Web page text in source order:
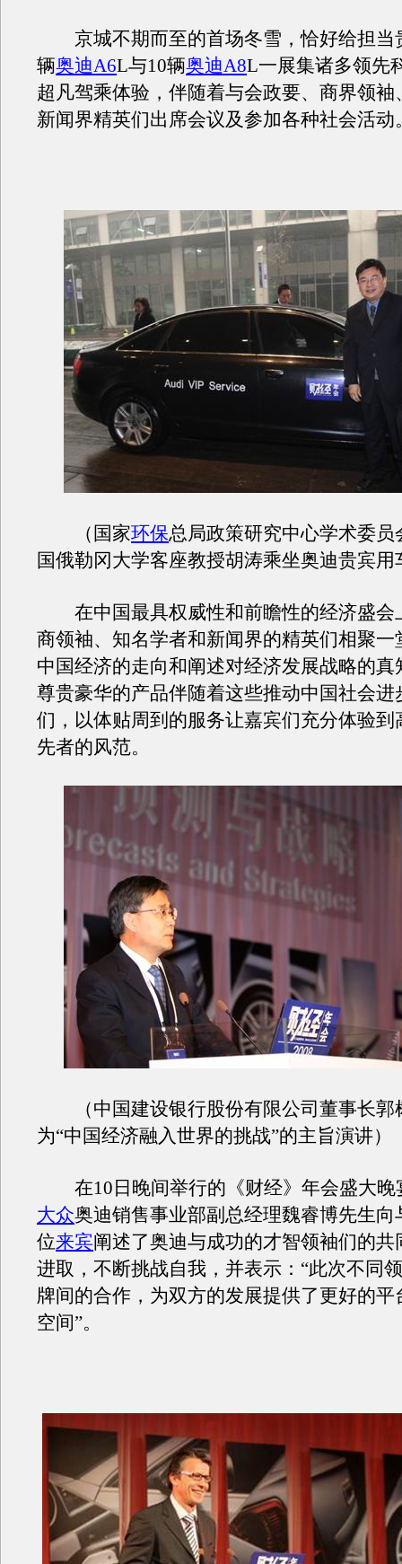
京城不期而至的首场冬雪，恰好给担当
辆奥迪A6L与10辆奥迪A8L一展集诸多领先
超凡驾乘体验，伴随着与会政要、商界领袖
新闻界精英们出席会议及参加各种社会活动
（国家环保总局政策研究中心学术委员
国俄勒冈大学客座教授胡涛乘坐奥迪贵宾用
在中国最具权威性和前瞻性的经济盛会
商领袖、知名学者和新闻界的精英们相聚一
中国经济的走向和阐述对经济发展战略的真
尊贵豪华的产品伴随着这些推动中国社会进
们，以体贴周到的服务让嘉宾们充分体验到
先者的风范。
（中国建设银行股份有限公司董事长郭
为“中国经济融入世界的挑战”的主旨演讲）
在10日晚间举行的《财经》年会盛大晚
大众奥迪销售事业部副总经理魏睿博先生向
位来宾阐述了奥迪与成功的才智领袖们的共
进取，不断挑战自我，并表示：“此次不同
牌间的合作，为双方的发展提供了更好的平
空间”。